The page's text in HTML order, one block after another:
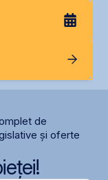
de
și oferte